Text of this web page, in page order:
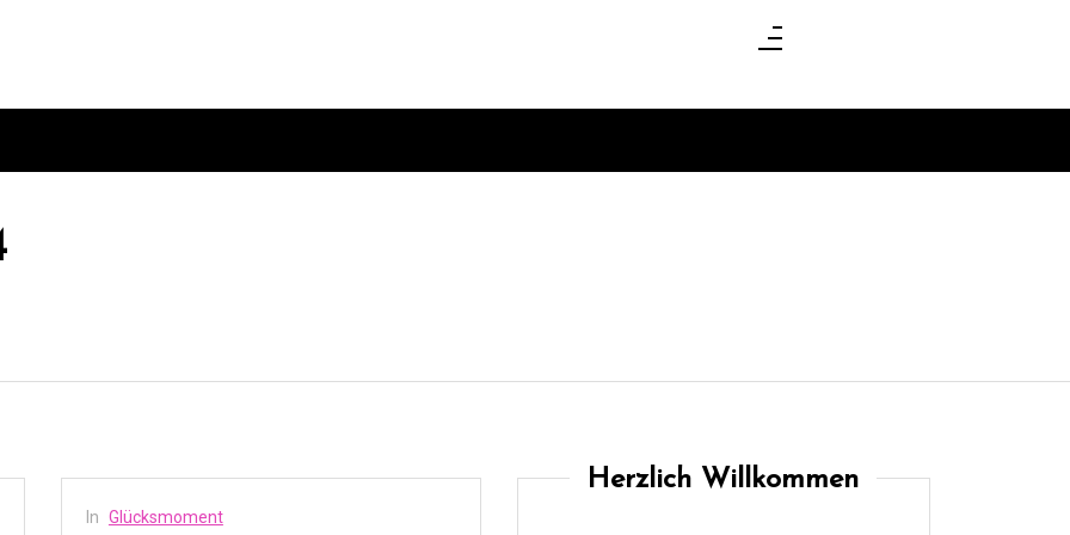
In Glücksmoment
Herzlich Willkommen